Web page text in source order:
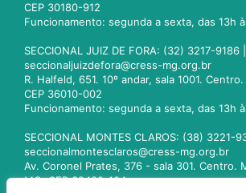
CEP 30180-912
Funcionamento: segunda a sexta, das 13h
SECCIONAL JUIZ DE FORA: (32) 3217-9186 |
seccionaljuizdefora@cress-mg.org.br
R. Halfeld, 651. 10º andar, sala 1001.
CEP 36010-002
Funcionamento: segunda a sexta, das 13h
SECCIONAL MONTES CLAROS: (38) 3221-
seccionalmontesclaros@cress-mg.org.br
Av. Coronel Prates, 376 - sala 301. Centro.
MG. CEP 39400-104